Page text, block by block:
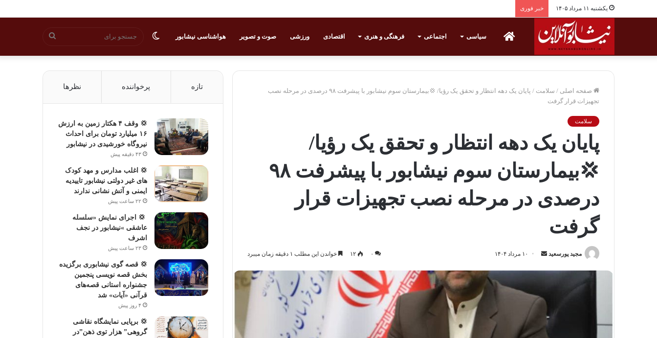
یکشنبه ۱۱ مرداد ۱۴۰۵ خبر فوری
سیاسی اجتماعی فرهنگی و هنری اقتصادی ورزشی صوت و تصویر هواشناسی نیشابور
صفحه اصلی / سلامت /
پایان یک دهه انتظار و تحقق یک رؤیا/ 💢بیمارستان سوم نیشابور با پیشرفت ۹۸ درصدی در مرحله نصب
تجهیزات قرار گرفت
سلامت
پایان یک دهه انتظار و تحقق یک رؤیا/
💢بیمارستان سوم نیشابور با پیشرفت ۹۸
درصدی در مرحله نصب تجهیزات قرار
گرفت
مجید پورسعید
ل
۱۰ مرداد ۱۴۰۴ ۰ ۱۲ خواندن این مطلب ۱ دقیقه زمان میبرد
تازه پرخواننده نظرها
💢 وقف ۴ هکتار زمین به ارزش
۱۶ میلیارد تومان برای احداث
نیروگاه خورشیدی در نیشابور
۴۳ دقیقه پیش
💢 اغلب مدارس و مهد کودک
های غیر دولتی نیشابور تاییدیه
ایمنی و آتش نشانی ندارند
۲۲ ساعت پیش
‍ 💢 اجرای نمایش «سلسله
عاشقی »نیشابور در نجف
اشرف
۲۳ ساعت پیش
💢 قصه گوی نیشابوری برگزیده
بخش قصه نویسی پنجمین
جشنواره استانی قصه‌های
قرآنی «آیات» شد
۴ روز پیش
💢 برپایی نمایشگاه نقاشی
گروهی” هزار توی ذهن”در